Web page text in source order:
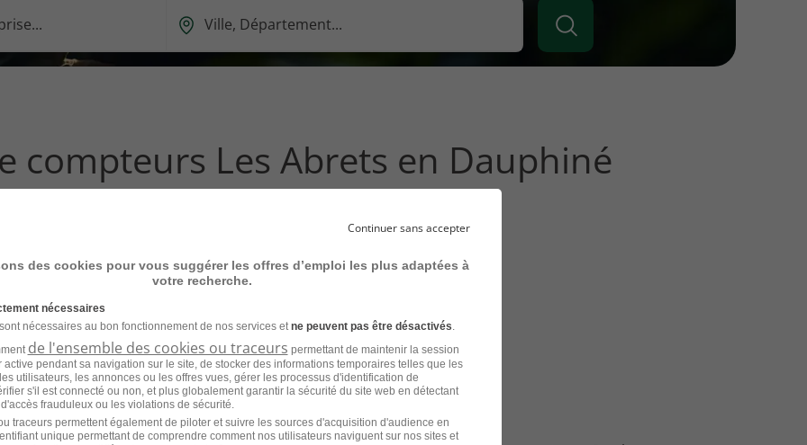
Ou
ce
rechercher
?
compteurs Les Abrets en Dauphiné
à votre recherche
pour le métier
dans d'autres villes
Continuer sans accepter
des cookies pour vous suggérer les offres d’emploi les plus adaptées à
votre recherche.
nécessaires
nécessaires au bon fonctionnement de nos services etne peuvent pas être désactivés.
de l'ensemble des cookies ou traceurs permettant de maintenir la session
active pendant sa navigation sur le site, de stocker des informations temporaires telles que les
utilisateurs, les annonces ou les offres vues, gérer les processus d'identification de
s'il est connecté ou non, et plus globalement garantir la sécurité du site web en détectant
d'accès frauduleux ou les violations de sécurité.
traceurs permettent également de piloter et suivre les sources d'acquisition d'audience en
unique permettant de comprendre comment nos utilisateurs naviguent sur nos sites et